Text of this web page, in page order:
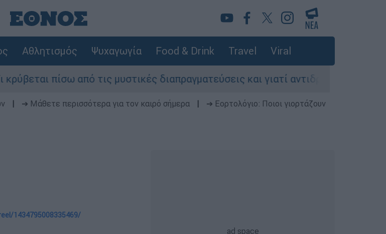
Αθλητισμός Ψυχαγωγία Food & Drink Travel Viral
από τις μυστικές διαπραγματεύσεις και γιατί αντιδρούν οι ΗΠΑ
➔ Μάθετε περισσότερα για τον καιρό σήμερα
➔ Εορτολόγιο: Ποιοι γιορτάζουν
1434795008335469/